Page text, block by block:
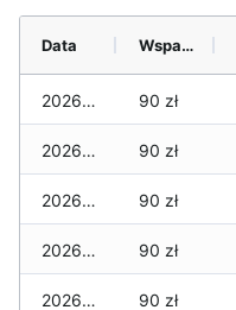
Data Wsparcie
2026-08-06 90 zł
2026-08-05 90 zł
2026-08-04 90 zł
2026-08-03 90 zł
2026-08-02 90 zł